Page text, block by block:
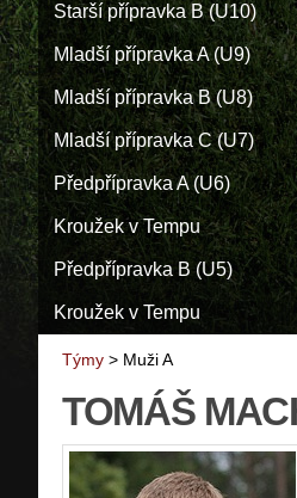
Starší přípravka B (U10)
Mladší přípravka A (U9)
Mladší přípravka B (U8)
Mladší přípravka C (U7)
Předpřípravka A (U6)
Kroužek v Tempu
Předpřípravka B (U5)
Kroužek v Tempu
Týmy > Muži A
TOMÁŠ